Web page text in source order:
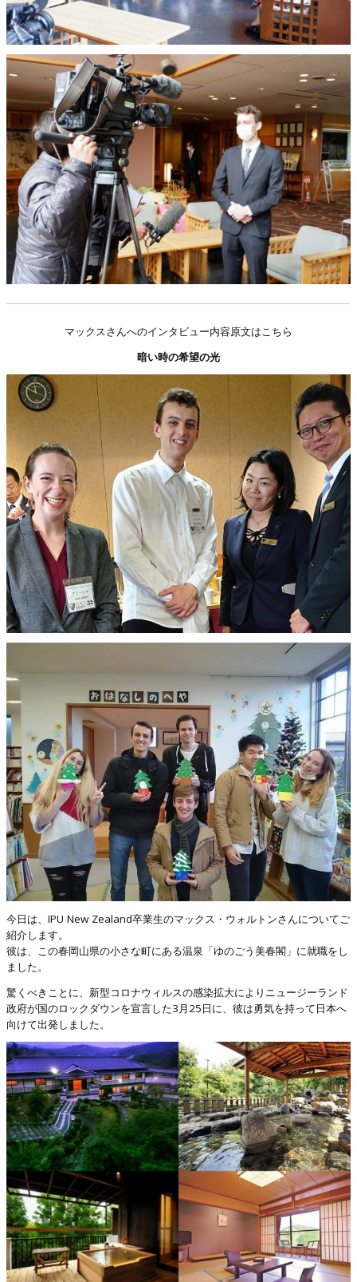
マックスさんへのインタビュー内容原文はこちら
暗い時の希望の光
今日は、IPU New Zealand卒業生のマックス・ウォルトンさんについてご
紹介します。
彼は、この春岡山県の小さな町にある温泉「ゆのごう美春閣」に就職をし
ました。
驚くべきことに、新型コロナウィルスの感染拡大によりニュージーランド
政府が国のロックダウンを宣言した3月25日に、彼は勇気を持って日本へ
向けて出発しました。